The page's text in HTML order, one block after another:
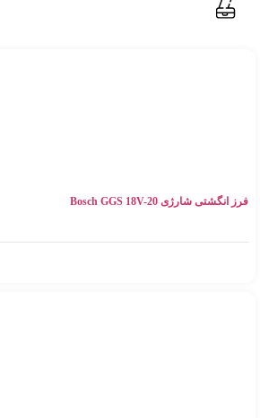
فرز انگشتی شارژی Bosch GGS 18V-20